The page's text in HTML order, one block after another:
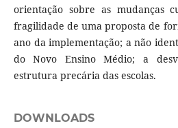
orientação sobre as mudanças
fragilidade de uma proposta de
ano da implementação; a não
do Novo Ensino Médio; a
estrutura precária das escolas.
DOWNLOADS